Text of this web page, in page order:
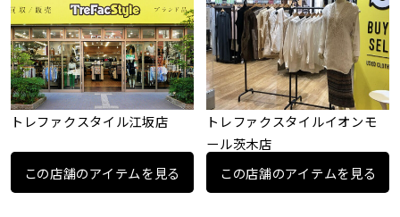
トレファクスタイル江坂店
この店舗のアイテムを見る
トレファクスタイルイオンモ
ール茨木店
この店舗のアイテムを見る